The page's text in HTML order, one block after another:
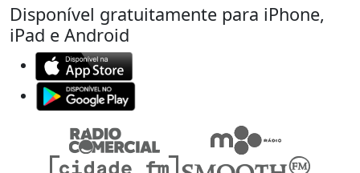
Disponível gratuitamente para iPhone,
iPad e Android